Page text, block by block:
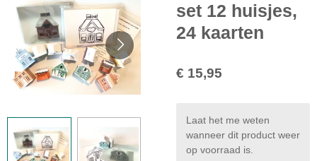
set 12 huisjes,
24 kaarten
€ 15,95
Laat het me weten
wanneer dit product weer
op voorraad is.